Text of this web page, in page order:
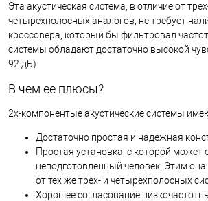
Эта акустическая система, в отличие от
четырехполосных аналогов, не требует
кроссовера, который бы фильтровал
системы обладают достаточно высокой
92 дБ).
В чем ее плюсы?
2х-компонентые акустические системы
Достаточно простая и надежная
Простая установка, с которой может
неподготовленный человек. Этим
от тех же трех- и четырехполосных
Хорошее согласование